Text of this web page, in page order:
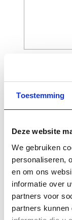
Toestemming
Deze website
We gebruiken
personaliseren,
en om ons
informatie over
partners voor
partners